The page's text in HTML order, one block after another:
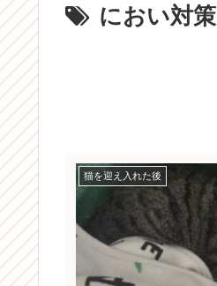
におい対策
猫を迎え入れた後